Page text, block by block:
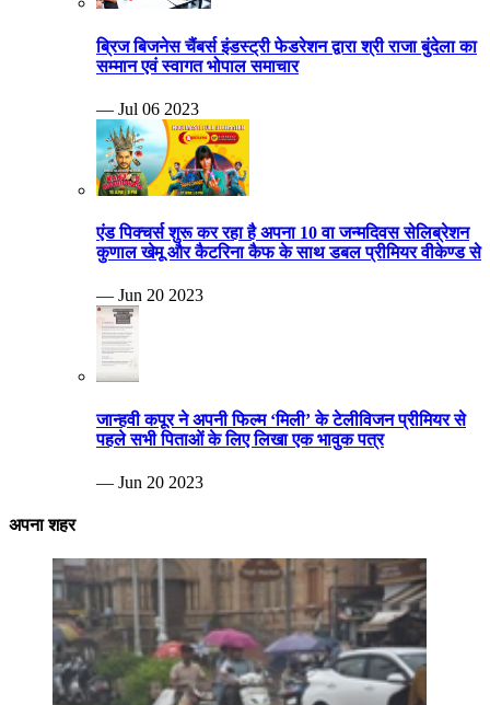
ब्रिज बिजनेस चैंबर्स इंडस्ट्री फेडरेशन द्वारा श्री राजा बुंदेला का
सम्मान एवं स्वागत भोपाल समाचार
— Jul 06 2023
एंड पिक्चर्स शुरू कर रहा है अपना 10 वा जन्मदिवस सेलिब्रेशन
कुणाल खेमू और कैटरिना कैफ के साथ डबल प्रीमियर वीकेण्ड से
— Jun 20 2023
जान्हवी कपूर ने अपनी फिल्म ‘मिली’ के टेलीविजन प्रीमियर से
पहले सभी पिताओं के लिए लिखा एक भावुक पत्र
— Jun 20 2023
अपना शहर